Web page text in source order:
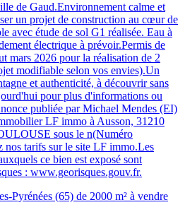
de Gaud.Environnement calme et
un projet de construction au cœur de
avec étude de sol G1 réalisée. Eau à
électrique à prévoir.Permis de
mars 2026 pour la réalisation de 2
modifiable selon vos envies).Un
et authenticité, à découvrir sans
pour plus d'informations ou
publiée par Michael Mendes (EI)
LF immo à Ausson, 31210
sous le n(Numéro
nos tarifs sur le site LF immo.Les
ce bien est exposé sont
: www.georisques.gouv.fr.